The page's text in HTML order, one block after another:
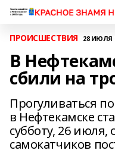
ПРОИСШЕСТВИЯ 28 ИЮЛЯ
В
сбили на
Прогуливаться
в Нефтекамске
субботу, 26 июля,
самокатчиков